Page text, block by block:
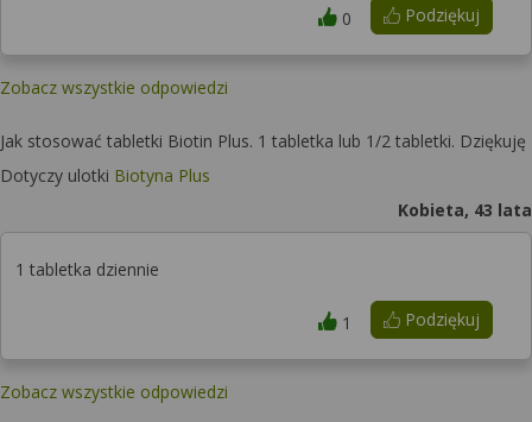
Podziękuj
0
Zobacz wszystkie odpowiedzi
Jak stosować tabletki Biotin Plus. 1 tabletka lub 1/2 tabletki. Dziękuję
Dotyczy ulotki Biotyna Plus
Kobieta, 43 lata
1 tabletka dziennie
Podziękuj
1
Zobacz wszystkie odpowiedzi